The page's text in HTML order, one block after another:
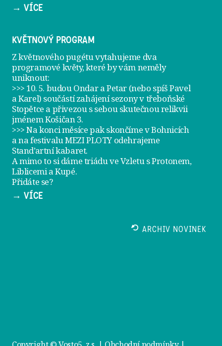
→ VÍCE
KVĚTNOVÝ PROGRAM
Z květnového pugétu vytahujeme dva
programové květy, které by vám neměly
uniknout:
>>> 10. 5. budou Ondar a Petar (nebo spíš Pavel
a Karel) součástí zahájení sezony vtřeboňské
Stopětce a přivezou s sebou skutečnou relikvii
jménemKošičan 3.
>>> Na konci měsíce pak skončíme v Bohnicích
a na festivaluMEZI PLOTY odehrajeme
Stand’artní kabaret.
A mimo to si dámetriádu ve Vzletu s Protonem,
Liblicemi a Kupé.
Přidáte se?
→ VÍCE
ARCHIV NOVINEK